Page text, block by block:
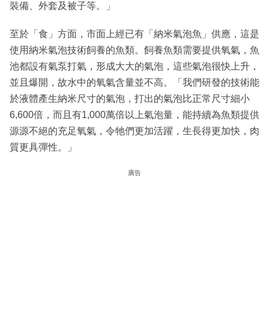
裝備、外套及被子等。」
至於「食」方面，市面上經已有「納米氣泡魚」供應，這是
使用納米氣泡技術飼養的魚類。飼養魚類需要提供氧氣，魚
池都設有氣泵打氣，形成大大的氣泡，這些氣泡很快上升，
並且爆開，故水中的氧氣含量並不高。「我們研發的技術能
於液體產生納米尺寸的氣泡，打出的氣泡比正常尺寸細小
6,600倍，而且有1,000萬倍以上氣泡量，能持續為魚類提供
源源不絕的充足氧氣，令牠們更加活躍，生長得更加快，肉
質更具彈性。」
廣告